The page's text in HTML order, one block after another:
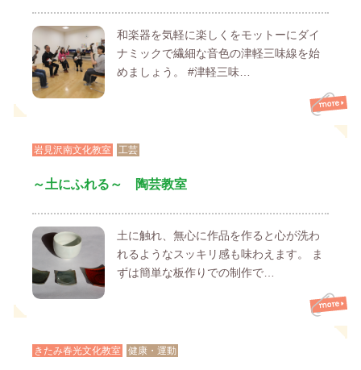
和楽器を気軽に楽しくをモットーにダイ
ナミックで繊細な音色の津軽三味線を始
めましょう。 #津軽三味…
岩見沢南文化教室 工芸
～土にふれる～ 陶芸教室
土に触れ、無心に作品を作ると心が洗わ
れるようなスッキリ感も味わえます。 ま
ずは簡単な板作りでの制作で…
きたみ春光文化教室 健康・運動